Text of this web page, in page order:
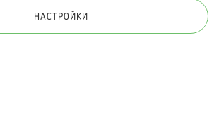
Всички права запазени
НАСТРОЙКИ